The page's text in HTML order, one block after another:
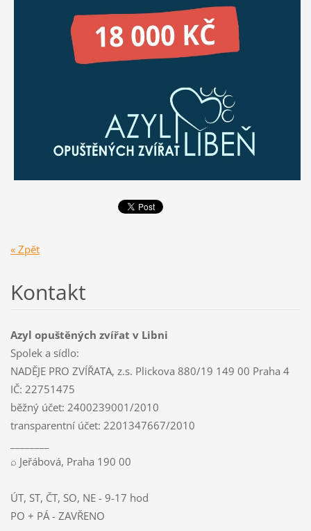
« Zpět
Kontakt
Azyl opuštěných zvířat v Libni
Spolek a sídlo:
NADĚJE PRO ZVÍŘATA, z.s. Plickova 880/19 149 00 Praha 4
IČ: 22751475
běžný účet: 2400239001/2010
transparentní účet: 2201347667/2010
⌕ Jeřábová, Praha 190 00
ÚT, ST, ČT, SO, NE - 9-17 hod
PO + PÁ - ZAVŘENO